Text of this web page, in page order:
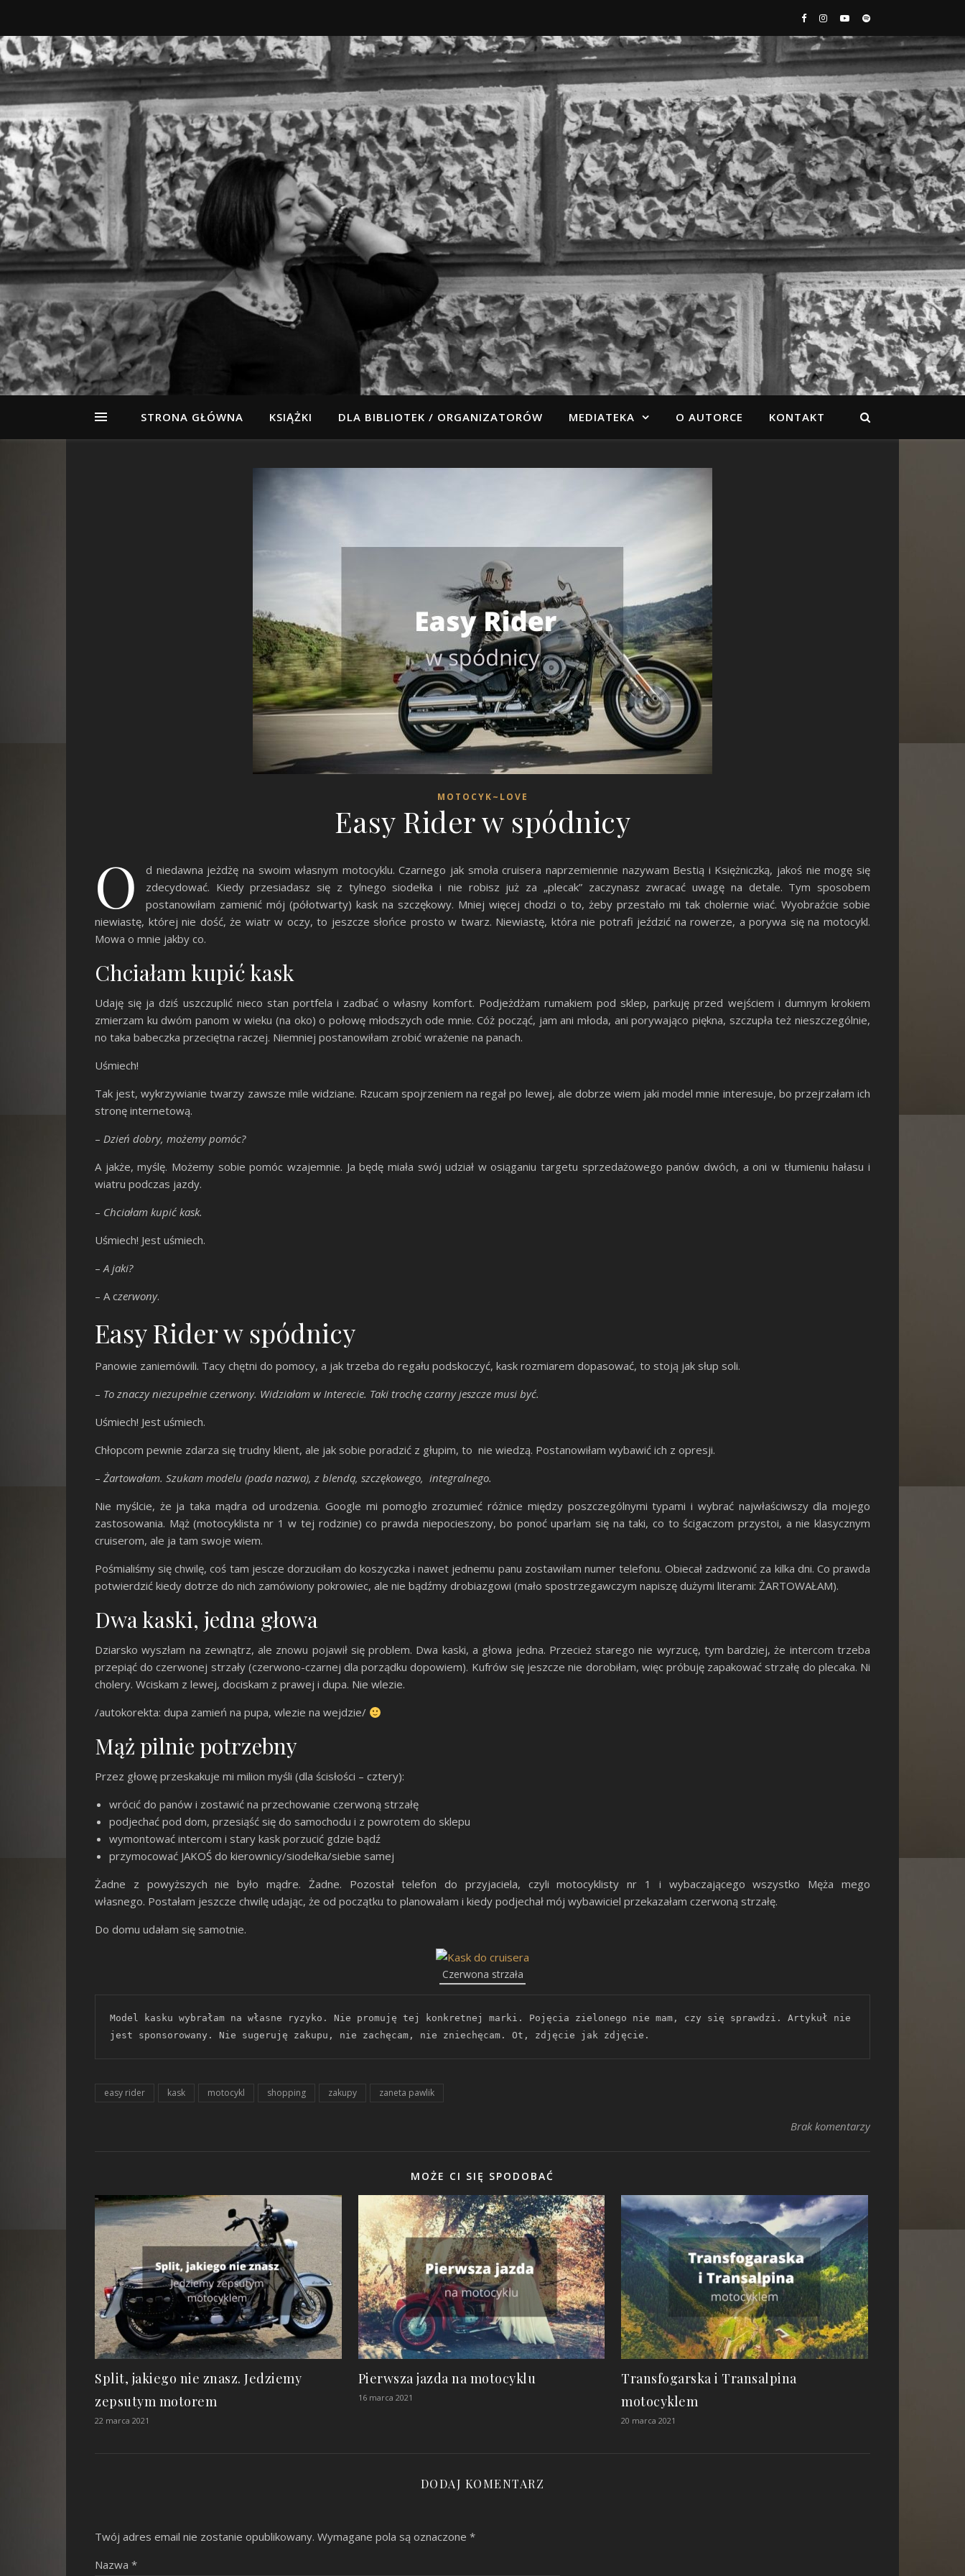
STRONA GŁÓWNA KSIĄŻKI DLA BIBLIOTEK / ORGANIZATORÓW MEDIATEKA O AUTORCE KONTAKT
MOTOCYK~LOVE
Easy Rider w spódnicy
O
d niedawna jeżdżę na swoim własnym motocyklu. Czarnego jak smoła cruisera naprzemiennie nazywam Bestią i Księżniczką, jakoś nie mogę się
zdecydować. Kiedy przesiadasz się z tylnego siodełka i nie robisz już za „plecak” zaczynasz zwracać uwagę na detale. Tym sposobem
postanowiłam zamienić mój (półotwarty) kask na szczękowy. Mniej więcej chodzi o to, żeby przestało mi tak cholernie wiać. Wyobraźcie sobie
niewiastę, której nie dość, że wiatr w oczy, to jeszcze słońce prosto w twarz. Niewiastę, która nie potrafi jeździć na rowerze, a porywa się na motocykl.
Mowa o mnie jakby co.
Chciałam kupić kask
Udaję się ja dziś uszczuplić nieco stan portfela i zadbać o własny komfort. Podjeżdżam rumakiem pod sklep, parkuję przed wejściem i dumnym krokiem
zmierzam ku dwóm panom w wieku (na oko) o połowę młodszych ode mnie. Cóż począć, jam ani młoda, ani porywająco piękna, szczupła też nieszczególnie,
no taka babeczka przeciętna raczej. Niemniej postanowiłam zrobić wrażenie na panach.
Uśmiech!
Tak jest, wykrzywianie twarzy zawsze mile widziane. Rzucam spojrzeniem na regał po lewej, ale dobrze wiem jaki model mnie interesuje, bo przejrzałam ich
stronę internetową.
– Dzień dobry, możemy pomóc?
A jakże, myślę. Możemy sobie pomóc wzajemnie. Ja będę miała swój udział w osiąganiu targetu sprzedażowego panów dwóch, a oni w tłumieniu hałasu i
wiatru podczas jazdy.
– Chciałam kupić kask.
Uśmiech! Jest uśmiech.
–A jaki?
– A czerwony.
Easy Rider w spódnicy
Panowie zaniemówili. Tacy chętni do pomocy, a jak trzeba do regału podskoczyć, kask rozmiarem dopasować, to stoją jak słup soli.
– To znaczy niezupełnie czerwony. Widziałam w Interecie. Taki trochę czarny jeszcze musi być.
Uśmiech! Jest uśmiech.
Chłopcom pewnie zdarza się trudny klient, ale jak sobie poradzić z głupim, to nie wiedzą. Postanowiłam wybawić ich z opresji.
– Żartowałam. Szukam modelu (pada nazwa), z blendą, szczękowego, integralnego.
Nie myślcie, że ja taka mądra od urodzenia. Google mi pomogło zrozumieć różnice między poszczególnymi typami i wybrać najwłaściwszy dla mojego
zastosowania. Mąż (motocyklista nr 1 w tej rodzinie) co prawda niepocieszony, bo ponoć uparłam się na taki, co to ścigaczom przystoi, a nie klasycznym
cruiserom, ale ja tam swoje wiem.
Pośmialiśmy się chwilę, coś tam jescze dorzuciłam do koszyczka i nawet jednemu panu zostawiłam numer telefonu. Obiecał zadzwonić za kilka dni. Co prawda
potwierdzić kiedy dotrze do nich zamówiony pokrowiec, ale nie bądźmy drobiazgowi (mało spostrzegawczym napiszę dużymi literami: ŻARTOWAŁAM).
Dwa kaski, jedna głowa
Dziarsko wyszłam na zewnątrz, ale znowu pojawił się problem. Dwa kaski, a głowa jedna. Przecież starego nie wyrzucę, tym bardziej, że intercom trzeba
przepiąć do czerwonej strzały (czerwono-czarnej dla porządku dopowiem). Kufrów się jeszcze nie dorobiłam, więc próbuję zapakować strzałę do plecaka. Ni
cholery. Wciskam z lewej, dociskam z prawej i dupa. Nie wlezie.
/autokorekta: dupa zamień na pupa, wlezie na wejdzie/
Mąż pilnie potrzebny
Przez głowę przeskakuje mi milion myśli (dla ścisłości – cztery):
wrócić do panów i zostawić na przechowanie czerwoną strzałę
podjechać pod dom, przesiąść się do samochodu i z powrotem do sklepu
wymontować intercom i stary kask porzucić gdzie bądź
przymocować JAKOŚ do kierownicy/siodełka/siebie samej
Żadne z powyższych nie było mądre. Żadne. Pozostał telefon do przyjaciela, czyli motocyklisty nr 1 i wybaczającego wszystko Męża mego
własnego. Postałam jeszcze chwilę udając, że od początku to planowałam i kiedy podjechał mój wybawiciel przekazałam czerwoną strzałę.
Do domu udałam się samotnie.
Czerwona strzała
Model kasku wybrałam na własne ryzyko. Nie promuję tej konkretnej marki. Pojęcia zielonego nie mam, czy się sprawdzi. Artykuł nie
jest sponsorowany. Nie sugeruję zakupu, nie zachęcam, nie zniechęcam. Ot, zdjęcie jak zdjęcie.
easy rider kask motocykl shopping zakupy zaneta pawlik
Brak komentarzy
MOŻE CI SIĘ SPODOBAĆ
Split, jakiego nie znasz. Jedziemy
zepsutym motorem
22 marca 2021
Pierwsza jazda na motocyklu
16 marca 2021
Transfogarska i Transalpina
motocyklem
20 marca 2021
DODAJ KOMENTARZ
Twój adres email nie zostanie opublikowany. Wymagane pola są oznaczone *
Nazwa *